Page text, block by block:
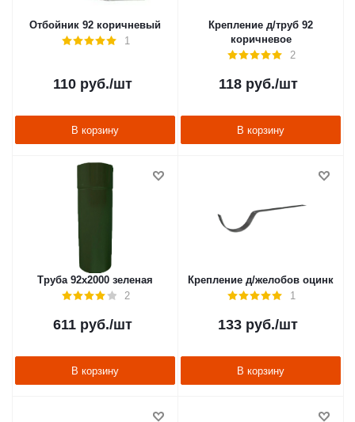
Отбойник 92 коричневый
1
110руб./шт
В корзину
Крепление д/труб 92
коричневое
2
118руб./шт
В корзину
Труба 92х2000 зеленая
2
611руб./шт
В корзину
Крепление д/желобов оцинк
1
133 руб./шт
В корзину